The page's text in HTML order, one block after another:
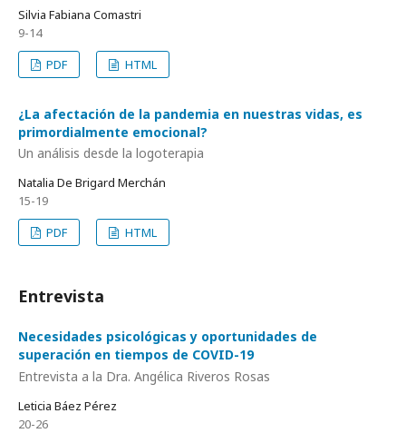
Silvia Fabiana Comastri
9-14
PDF
HTML
¿La afectación de la pandemia en nuestras vidas, es
primordialmente emocional?
Un análisis desde la logoterapia
Natalia De Brigard Merchán
15-19
PDF
HTML
Entrevista
Necesidades psicológicas y oportunidades de
superación en tiempos de COVID-19
Entrevista a la Dra. Angélica Riveros Rosas
Leticia Báez Pérez
20-26